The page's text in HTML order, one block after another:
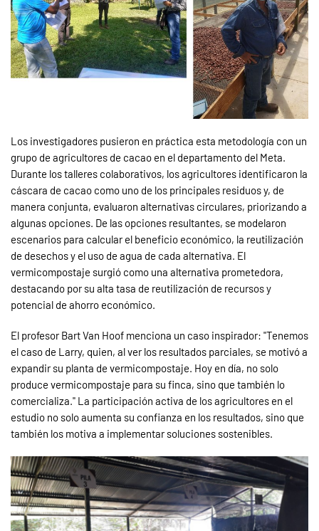
Los investigadores pusieron en práctica esta metodología con un
grupo de agricultores de cacao en el departamento del Meta.
Durante los talleres colaborativos, los agricultores identificaron la
cáscara de cacao como uno de los principales residuos y, de
manera conjunta, evaluaron alternativas circulares, priorizando a
algunas opciones. De las opciones resultantes, se modelaron
escenarios para calcular el beneficio económico, la reutilización
de desechos y el uso de agua de cada alternativa. El
vermicompostaje surgió como una alternativa prometedora,
destacando por su alta tasa de reutilización de recursos y
potencial de ahorro económico.
El profesor Bart Van Hoof menciona un caso inspirador: "Tenemos
el caso de Larry, quien, al ver los resultados parciales, se motivó a
expandir su planta de vermicompostaje. Hoy en día, no solo
produce vermicompostaje para su finca, sino que también lo
comercializa." La participación activa de los agricultores en el
estudio no solo aumenta su confianza en los resultados, sino que
también los motiva a implementar soluciones sostenibles.